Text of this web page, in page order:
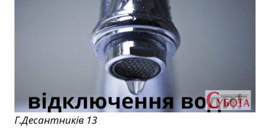
Г.Десантників 13